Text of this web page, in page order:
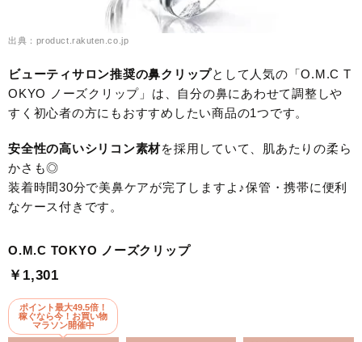
出典：product.rakuten.co.jp
ビューティサロン推奨の鼻クリップとして人気の「O.M.C T
OKYO ノーズクリップ」は、自分の鼻にあわせて調整しや
すく初心者の方にもおすすめしたい商品の1つです。
安全性の高いシリコン素材を採用していて、肌あたりの柔ら
かさも◎
装着時間30分で美鼻ケアが完了しますよ♪保管・携帯に便利
なケース付きです。
O.M.C TOKYO ノーズクリップ
￥1,301
ポイント最大49.5倍！
稼ぐなら今！お買い物
マラソン開催中